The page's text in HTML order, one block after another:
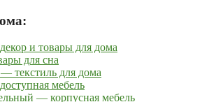
и товары для дома
для сна
текстиль для дома
мебель
— корпусная мебель